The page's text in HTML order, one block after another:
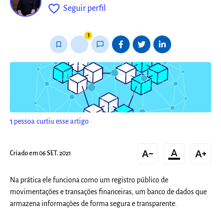
favorite_outline Seguir perfil
bookmark_border
1
chat_bubble_outline
1 pessoa curtiu esse artigo
Criado em 06 SET. 2021 text_decrease format_color_text text_increase
Na prática ele funciona como um registro público de
movimentações e transações financeiras, um banco de dados que
armazena informações de forma segura e transparente.